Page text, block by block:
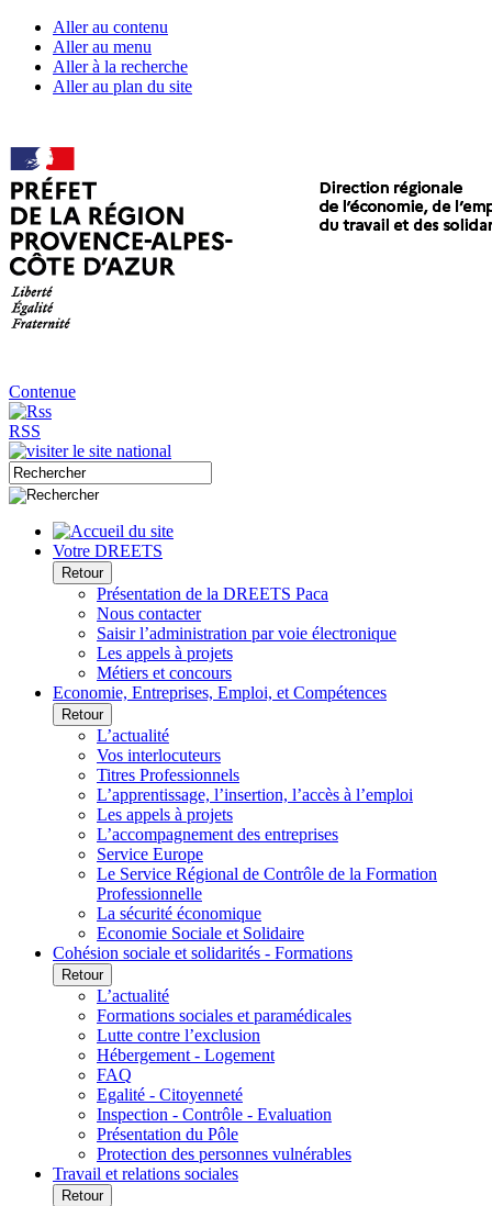
Aller au contenu
Aller au menu
Aller à la recherche
Aller au plan du site
Contenue
RSS
Votre DREETS
Retour
Présentation de la DREETS Paca
Nous contacter
Saisir l’administration par voie électronique
Les appels à projets
Métiers et concours
Economie, Entreprises, Emploi, et Compétences
Retour
L’actualité
Vos interlocuteurs
Titres Professionnels
L’apprentissage, l’insertion, l’accès à l’emploi
Les appels à projets
L’accompagnement des entreprises
Service Europe
Le Service Régional de Contrôle de la Formation
Professionnelle
La sécurité économique
Economie Sociale et Solidaire
Cohésion sociale et solidarités - Formations
Retour
L’actualité
Formations sociales et paramédicales
Lutte contre l’exclusion
Hébergement - Logement
FAQ
Egalité - Citoyenneté
Inspection - Contrôle - Evaluation
Présentation du Pôle
Protection des personnes vulnérables
Travail et relations sociales
Retour